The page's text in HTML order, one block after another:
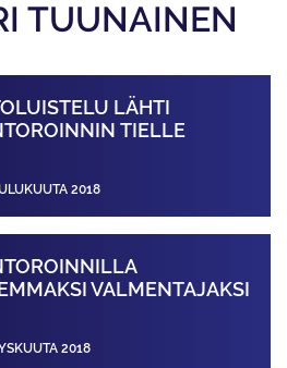
TUUNAINEN
LÄHTI
TIELLE
2018
VALMENTAJAKSI
2018